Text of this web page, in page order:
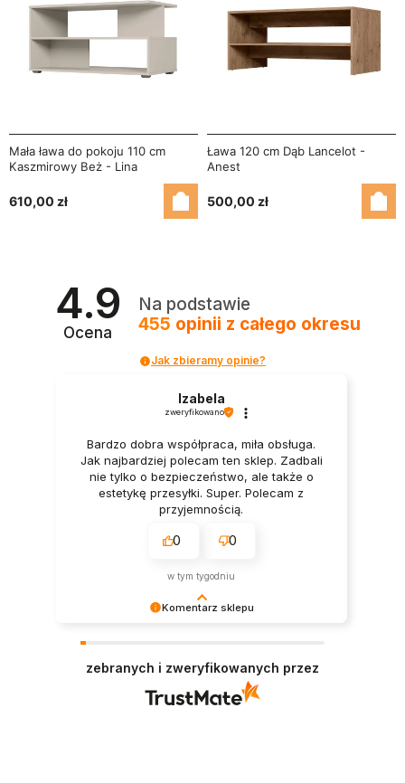
Mała ława do pokoju 110 cm
Kaszmirowy Beż - Lina
610,00 zł
Ława 120 cm Dąb Lancelot -
Anest
500,00 zł
4.9
Ocena
Na podstawie
455 opinii z całego okresu
Jak zbieramy opinie?
Komentarz sklepu
że jesteśmy na właściwym torze :) Z
pozdrowieniami, obsługa sklepu.
Izabela
zweryfikowano
Bardzo dobra współpraca, miła obsługa.
Jak najbardziej polecam ten sklep. Zadbali
nie tylko o bezpieczeństwo, ale także o
estetykę przesyłki. Super. Polecam z
przyjemnością.
0 0
w tym tygodniu
zebranych i zweryfikowanych przez